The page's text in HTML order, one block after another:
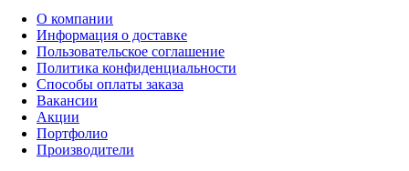
О компании
Информация о доставке
Пользовательское соглашение
Политика конфиденциальности
Способы оплаты заказа
Вакансии
Акции
Портфолио
Производители